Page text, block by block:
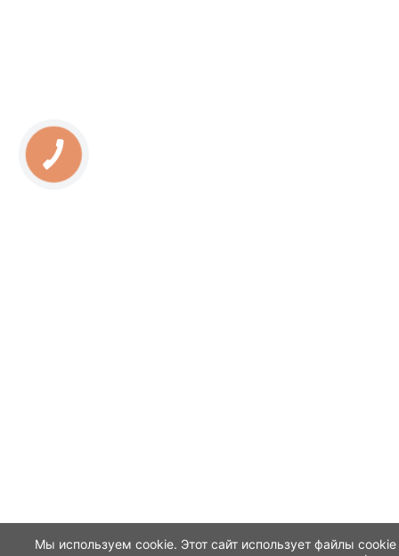
Мы используем cookie. Этот сайт использует файлы cookie